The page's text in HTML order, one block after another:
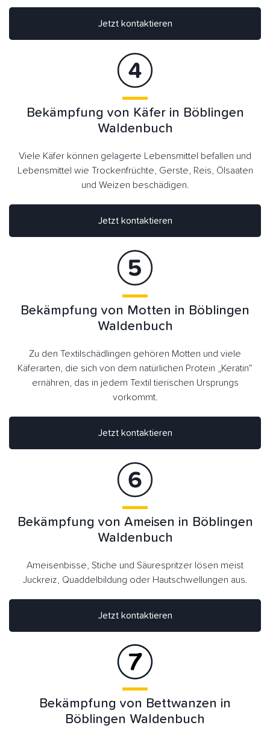
Jetzt kontaktieren
Jetzt kontaktieren
Bekämpfung von Käfer in Böblingen
Waldenbuch
Viele Käfer können gelagerte Lebensmittel befallen und
Lebensmittel wie Trockenfrüchte, Gerste, Reis, Ölsaaten
und Weizen beschädigen.
Bekämpfung von Motten in Böblingen
Waldenbuch
Zu den Textilschädlingen gehören Motten und viele
Käferarten, die sich von dem natürlichen Protein „Keratin“
ernähren, das in jedem Textil tierischen Ursprungs
vorkommt.
Jetzt kontaktieren
Jetzt kontaktieren
Bekämpfung von Ameisen in Böblingen
Waldenbuch
Ameisenbisse, Stiche und Säurespritzer lösen meist
Juckreiz, Quaddelbildung oder Hautschwellungen aus.
Bekämpfung von Bettwanzen in
Böblingen Waldenbuch